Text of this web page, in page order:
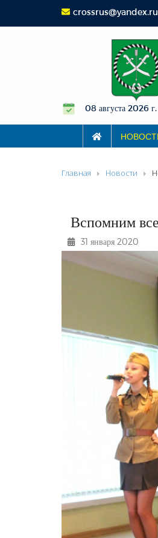
crossrus@yandex.ru
08 августа 2026
Главная Новости
Вспомним
31 января 2020